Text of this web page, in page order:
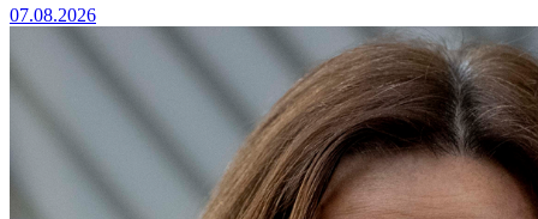
07.08.2026